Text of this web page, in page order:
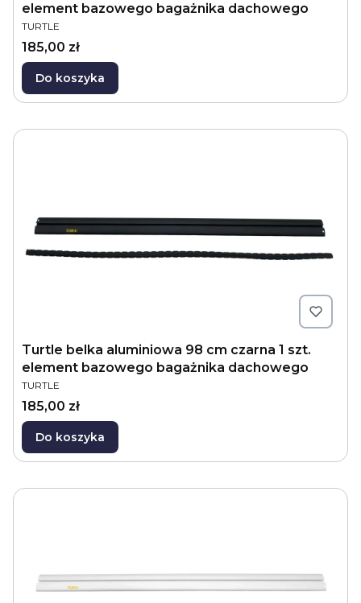
element bazowego bagażnika dachowego
PRODUCENT
TURTLE
Cena
185,00 zł
Do koszyka
Turtle belka aluminiowa 98 cm czarna 1 szt.
element bazowego bagażnika dachowego
PRODUCENT
TURTLE
Cena
185,00 zł
Do koszyka